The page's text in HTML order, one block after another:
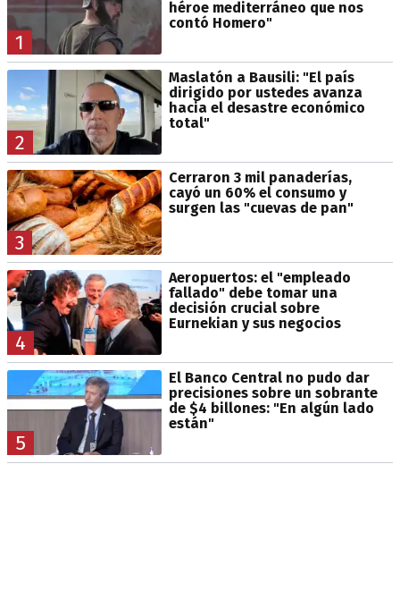
1
héroe mediterráneo que nos
contó Homero"
2
Maslatón a Bausili: "El país
dirigido por ustedes avanza
hacia el desastre económico
total"
3
Cerraron 3 mil panaderías,
cayó un 60% el consumo y
surgen las "cuevas de pan"
4
Aeropuertos: el "empleado
fallado" debe tomar una
decisión crucial sobre
Eurnekian y sus negocios
5
El Banco Central no pudo dar
precisiones sobre un sobrante
de $4 billones: "En algún lado
están"